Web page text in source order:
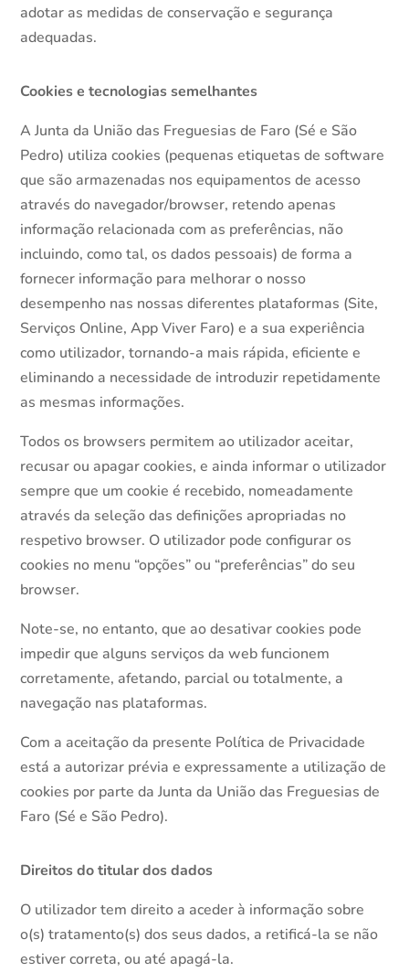
adotar as medidas de conservação e segurança
adequadas.
Cookies e tecnologias semelhantes
A Junta da União das Freguesias de Faro (Sé e São
Pedro) utiliza cookies (pequenas etiquetas de software
que são armazenadas nos equipamentos de acesso
através do navegador/browser, retendo apenas
informação relacionada com as preferências, não
incluindo, como tal, os dados pessoais) de forma a
fornecer informação para melhorar o nosso
desempenho nas nossas diferentes plataformas (Site,
Serviços Online, App Viver Faro) e a sua experiência
como utilizador, tornando-a mais rápida, eficiente e
eliminando a necessidade de introduzir repetidamente
as mesmas informações.
Todos os browsers permitem ao utilizador aceitar,
recusar ou apagar cookies, e ainda informar o utilizador
sempre que um cookie é recebido, nomeadamente
através da seleção das definições apropriadas no
respetivo browser. O utilizador pode configurar os
cookies no menu “opções” ou “preferências” do seu
browser.
Note-se, no entanto, que ao desativar cookies pode
impedir que alguns serviços da web funcionem
corretamente, afetando, parcial ou totalmente, a
navegação nas plataformas.
Com a aceitação da presente Política de Privacidade
está a autorizar prévia e expressamente a utilização de
cookies por parte da Junta da União das Freguesias de
Faro (Sé e São Pedro).
Direitos do titular dos dados
O utilizador tem direito a aceder à informação sobre
o(s) tratamento(s) dos seus dados, a retificá-la se não
estiver correta, ou até apagá-la.